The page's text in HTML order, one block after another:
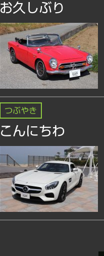
お久しぶり
つぶやき
こんにちわ